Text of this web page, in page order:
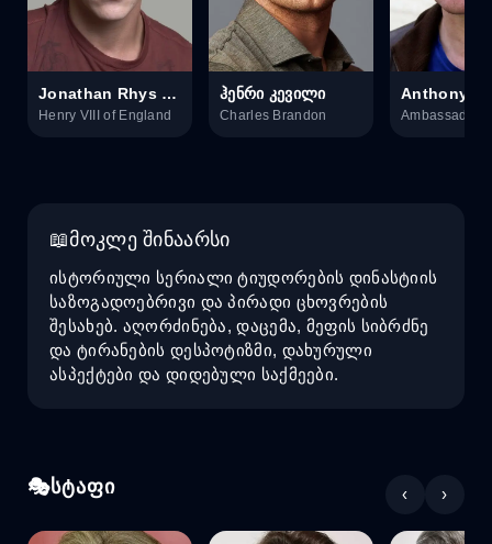
Jonathan Rhys Meyers
Henry VIII of England
ჰენრი კევილი
Charles Brandon
Anthony
მოკლე შინაარსი
ისტორიული სერიალი ტიუდორების დინასტიის
საზოგადოებრივი და პირადი ცხოვრების
შესახებ. აღორძინება, დაცემა, მეფის სიბრძნე
და ტირანების დესპოტიზმი, დახურული
ასპექტები და დიდებული საქმეები.
სტაფი ‹ ›